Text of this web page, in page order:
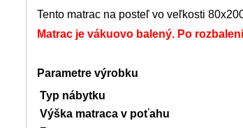
Tento matrac na posteľ vo veľkosti
Matrac je vákuovo balený. Po
Parametre výrobku
Typ nábytku
Výška matraca v poťahu